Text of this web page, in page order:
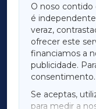
O noso contido
é
veraz,
ofrecer este
financiamos a
publicidade.
consentimento.
Se aceptas,
para medir a